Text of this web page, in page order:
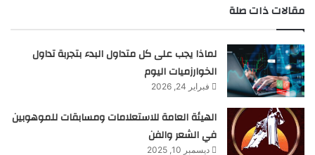
مقالات ذات صلة
لماذا يجب على كل متداول البدء بتجربة تداول
الخوارزميات اليوم
فبراير 24, 2026
الهيئة العامة للاستعلامات ومسابقات للموهوبين
في الشعر والفن
ديسمبر 10, 2025